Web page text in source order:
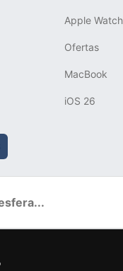
Apple Watch
Ofertas
MacBook
iOS 26